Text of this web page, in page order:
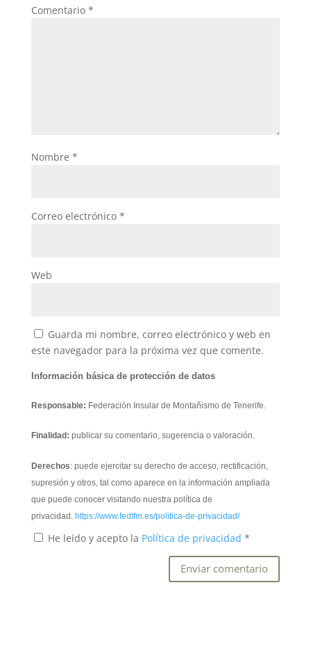
Comentario *
Nombre *
Correo electrónico *
Web
Guarda mi nombre, correo electrónico y web en
este navegador para la próxima vez que comente.
Información básica de protección de datos
Responsable: Federación Insular de Montañismo de Tenerife.
Finalidad: publicar su comentario, sugerencia o valoración.
Derechos: puede ejercitar su derecho de acceso, rectificación,
supresión y otros, tal como aparece en la información ampliada
que puede conocer visitando nuestra política de
privacidad. https://www.fedtfm.es/politica-de-privacidad/
He leído y acepto la Política de privacidad *